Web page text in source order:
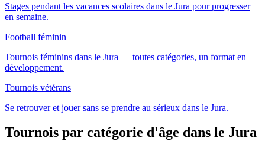
Stages pendant les vacances scolaires dans le Jura pour progresser
en semaine.
Football féminin
Tournois féminins dans le Jura — toutes catégories, un format en
développement.
Tournois vétérans
Se retrouver et jouer sans se prendre au sérieux dans le Jura.
Tournois par catégorie d'âge dans le Jura